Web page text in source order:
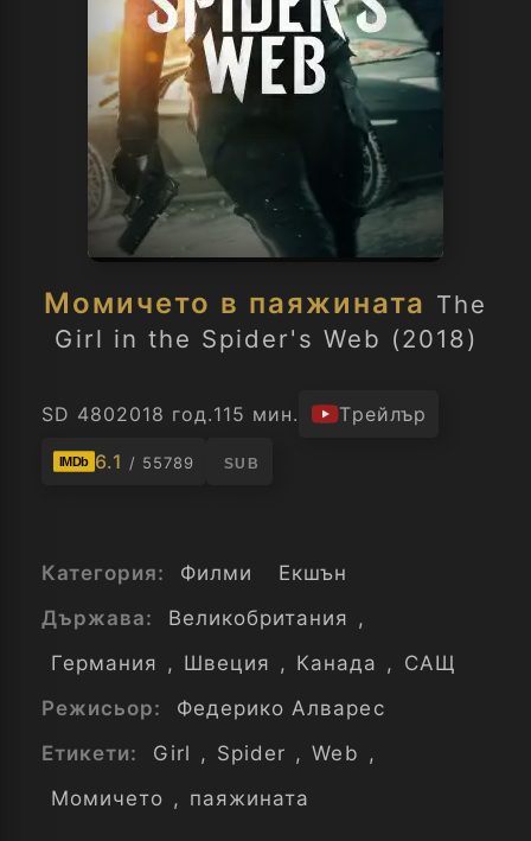
Момичето в паяжината The
Girl in the Spider's Web (2018)
SD 4802018 год.115 мин. Трейлър
IMDb 6.1 / 55789 SUB
Категория: Филми
Екшън
Държава:
Великобритания ,
Германия , Швеция , Канада , САЩ
Режисьор:
Федерико Алварес
Етикети:
Girl , Spider , Web ,
Момичето , паяжината